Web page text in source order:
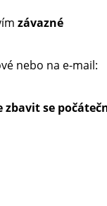
závazné
nebo na e-mail:
zbavit se